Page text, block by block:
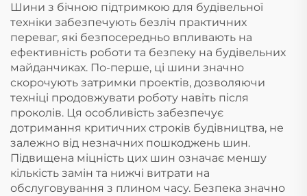
Шини з бічною підтримкою для будівельної
техніки забезпечують безліч практичних
переваг, які безпосередньо впливають на
ефективність роботи та безпеку на будівельних
майданчиках. По-перше, ці шини значно
скорочують затримки проектів, дозволяючи
техніці продовжувати роботу навіть після
проколів. Ця особливість забезпечує
дотримання критичних строків будівництва, не
залежно від незначних пошкоджень шин.
Підвищена міцність цих шин означає меншу
кількість замін та нижчі витрати на
обслуговування з плином часу. Безпека значно